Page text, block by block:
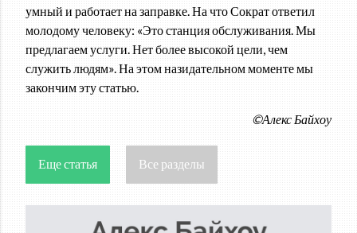
умный и работает на заправке. На что Сократ ответил
молодому человеку: «Это станция обслуживания. Мы
предлагаем услуги. Нет более высокой цели, чем
служить людям». На этом назидательном моменте мы
закончим эту статью.
©Алекс Байхоу
Еще статья Все разделы